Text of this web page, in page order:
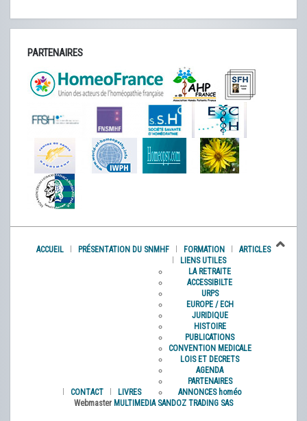
PARTENAIRES
ACCUEIL PRÉSENTATION DU SNMHF FORMATION ARTICLES
CONTACT LIVRES
LIENS UTILES
LA RETRAITE
ACCESSIBILTE
URPS
EUROPE / ECH
JURIDIQUE
HISTOIRE
PUBLICATIONS
CONVENTION MEDICALE
LOIS ET DECRETS
AGENDA
PARTENAIRES
ANNONCES homéo
Webmaster MULTIMEDIA SANDOZ TRADING SAS